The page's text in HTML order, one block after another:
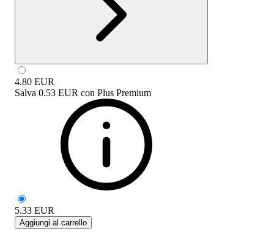
4.80 EUR
Salva 0.53 EUR con Plus Premium
5.33 EUR
Aggiungi al carrello